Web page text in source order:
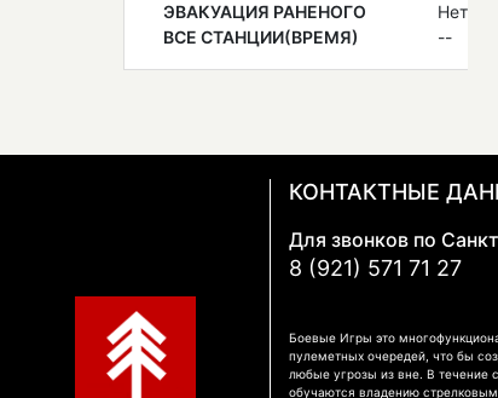
ЭВАКУАЦИЯ РАНЕНОГО
Нет
ВСЕ СТАНЦИИ(ВРЕМЯ)
--
КОНТАКТНЫЕ
Для звонков по
8 (921) 571 71 27
Боевые Игры это
пулеметных очередей, что бы
любые угрозы из вне. В течение
обучаются владению